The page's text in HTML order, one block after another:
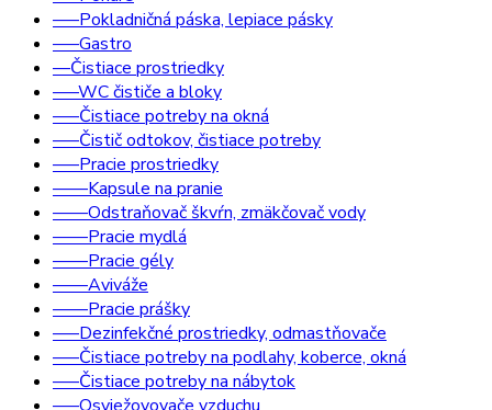
–––Pokladničná páska, lepiace pásky
–––Gastro
––Čistiace prostriedky
–––WC čističe a bloky
–––Čistiace potreby na okná
–––Čistič odtokov, čistiace potreby
–––Pracie prostriedky
––––Kapsule na pranie
––––Odstraňovač škvŕn, zmäkčovač vody
––––Pracie mydlá
––––Pracie gély
––––Aviváže
––––Pracie prášky
–––Dezinfekčné prostriedky, odmastňovače
–––Čistiace potreby na podlahy, koberce, okná
–––Čistiace potreby na nábytok